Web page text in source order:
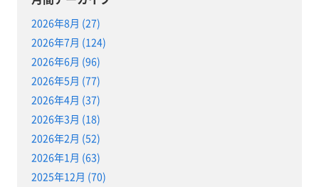
2026年8月 (27)
2026年7月 (124)
2026年6月 (96)
2026年5月 (77)
2026年4月 (37)
2026年3月 (18)
2026年2月 (52)
2026年1月 (63)
2025年12月 (70)